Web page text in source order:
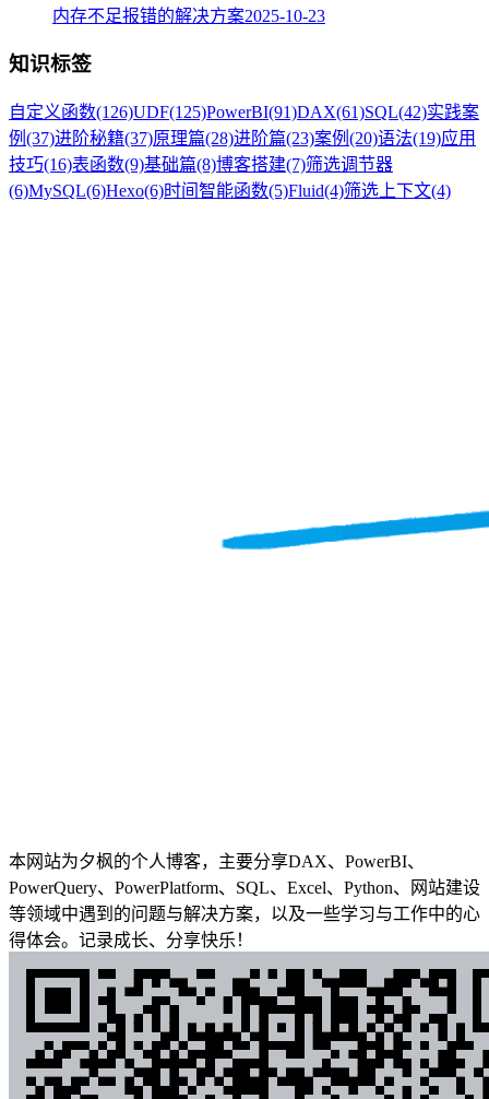
内存不足报错的解决方案2025-10-23
知识标签
自定义函数(126)UDF(125)PowerBI(91)DAX(61)SQL(42)实践案
例 (37)进阶秘籍(37)原理篇(28)进阶篇(23)案例 (20)语法(19)应用
技巧(16)表函数(9)基础篇(8)博客搭建(7)筛选调节器
(6)MySQL(6)Hexo(6)时间智能函数(5)Fluid(4)筛选上下文(4)
本网站为夕枫的个人博客，主要分享DAX、PowerBI、
PowerQuery、PowerPlatform、SQL、Excel、Python、网站建设
等领域中遇到的问题与解决方案，以及一些学习与工作中的心
得体会。记录成长、分享快乐！